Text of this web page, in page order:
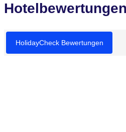
HolidayCheck Bewertungen